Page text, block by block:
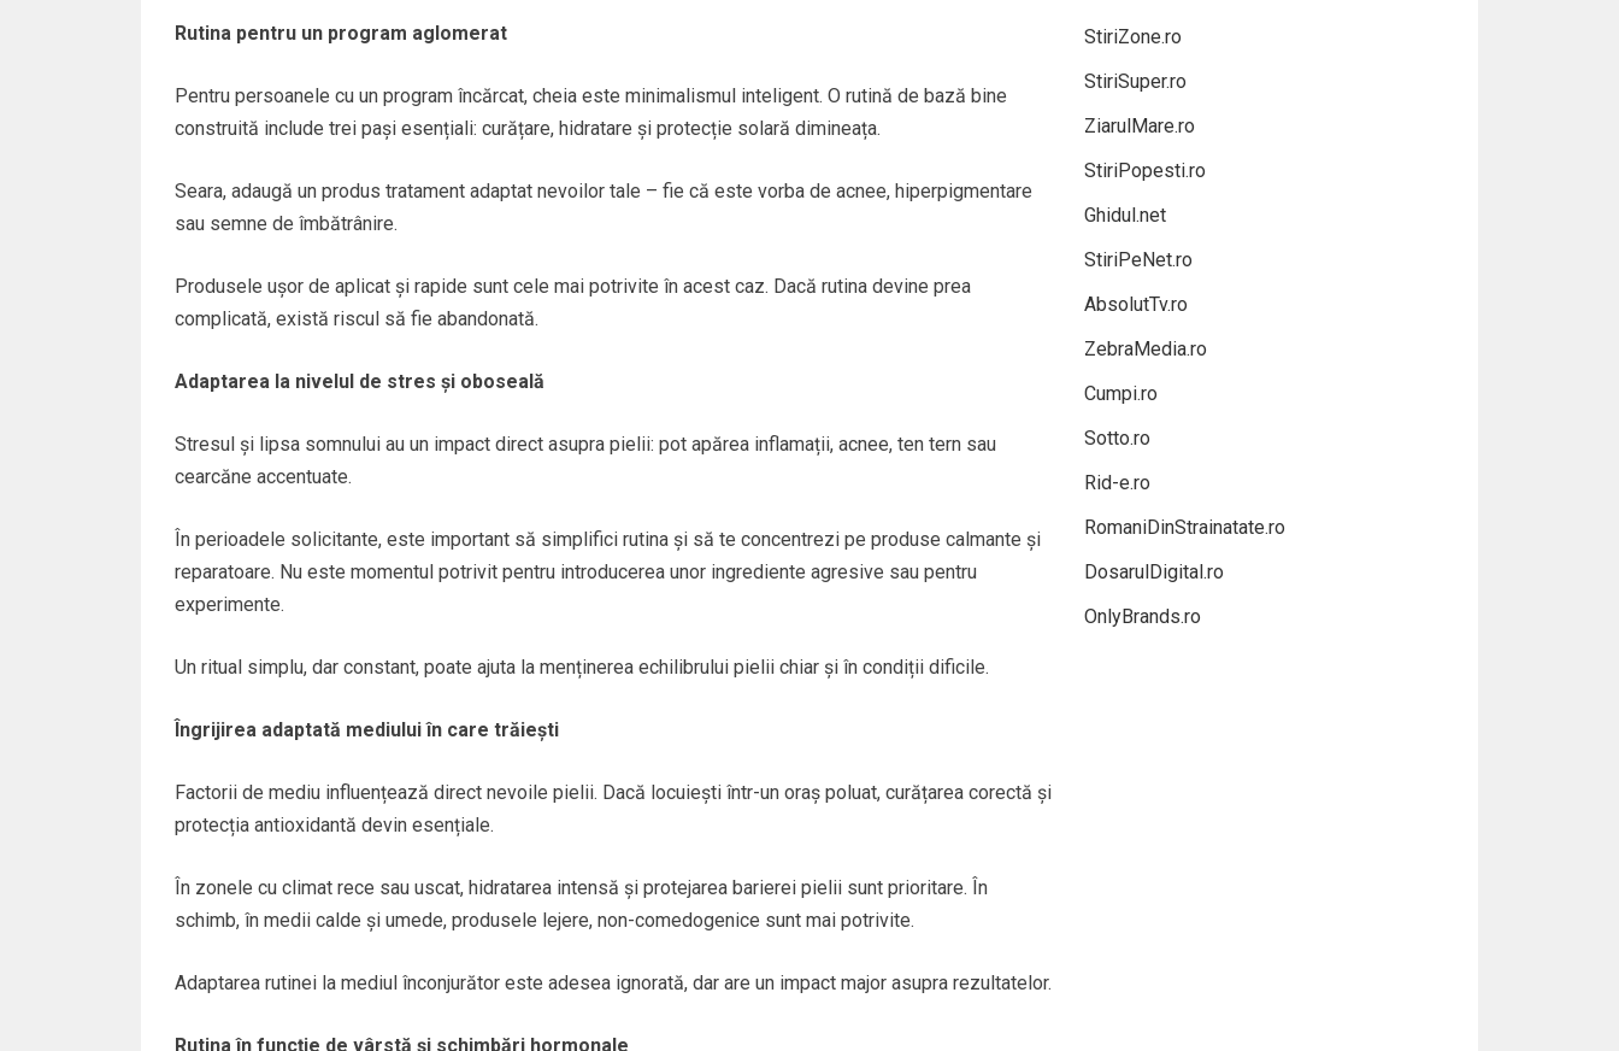
Rutina pentru un program aglomerat
Pentru persoanele cu un program încărcat, cheia este minimalismul inteligent. O rutină de bază bine
construită include trei pași esențiali: curățare, hidratare și protecție solară dimineața.
Seara, adaugă un produs tratament adaptat nevoilor tale – fie că este vorba de acnee, hiperpigmentare
sau semne de îmbătrânire.
Produsele ușor de aplicat și rapide sunt cele mai potrivite în acest caz. Dacă rutina devine prea
complicată, există riscul să fie abandonată.
Adaptarea la nivelul de stres și oboseală
Stresul și lipsa somnului au un impact direct asupra pielii: pot apărea inflamații, acnee, ten tern sau
cearcăne accentuate.
În perioadele solicitante, este important să simplifici rutina și să te concentrezi pe produse calmante și
reparatoare. Nu este momentul potrivit pentru introducerea unor ingrediente agresive sau pentru
experimente.
Un ritual simplu, dar constant, poate ajuta la menținerea echilibrului pielii chiar și în condiții dificile.
Îngrijirea adaptată mediului în care trăiești
Factorii de mediu influențează direct nevoile pielii. Dacă locuiești într-un oraș poluat, curățarea corectă și
protecția antioxidantă devin esențiale.
În zonele cu climat rece sau uscat, hidratarea intensă și protejarea barierei pielii sunt prioritare. În
schimb, în medii calde și umede, produsele lejere, non-comedogenice sunt mai potrivite.
Adaptarea rutinei la mediul înconjurător este adesea ignorată, dar are un impact major asupra rezultatelor.
Rutina în funcție de vârstă și schimbări hormonale
StiriZone.ro
StiriSuper.ro
ZiarulMare.ro
StiriPopesti.ro
Ghidul.net
StiriPeNet.ro
AbsolutTv.ro
ZebraMedia.ro
Cumpi.ro
Sotto.ro
Rid-e.ro
RomaniDinStrainatate.ro
DosarulDigital.ro
OnlyBrands.ro